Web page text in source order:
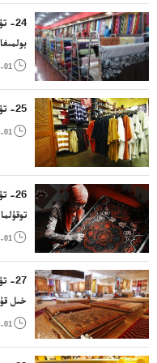
24-

01
25- تۈر : كىيىم-كېچەك،ئاياغ،پايپاق،دوپپا،پەلەي،كەمەر

01
26-

01
27-
خىل

01